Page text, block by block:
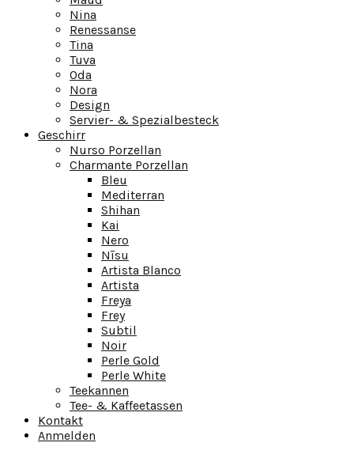
Nina
Renessanse
Tina
Tuva
Oda
Nora
Design
Servier- & Spezialbesteck
Geschirr
Nurso Porzellan
Charmante Porzellan
Bleu
Mediterran
Shihan
Kai
Nero
Nīsu
Artista Blanco
Artista
Freya
Frey
Subtil
Noir
Perle Gold
Perle White
Teekannen
Tee- & Kaffeetassen
Kontakt
Anmelden